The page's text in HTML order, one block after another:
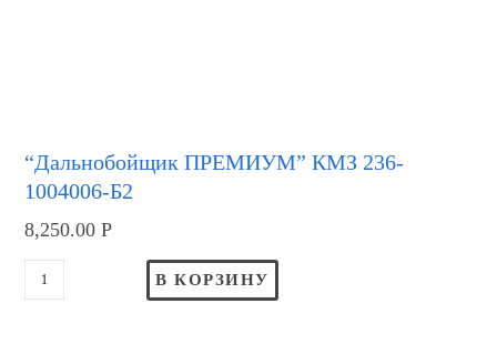
“Дальнобойщик ПРЕМИУМ” КМЗ 236-
1004006-Б2
8,250.00Р
В КОРЗИНУ